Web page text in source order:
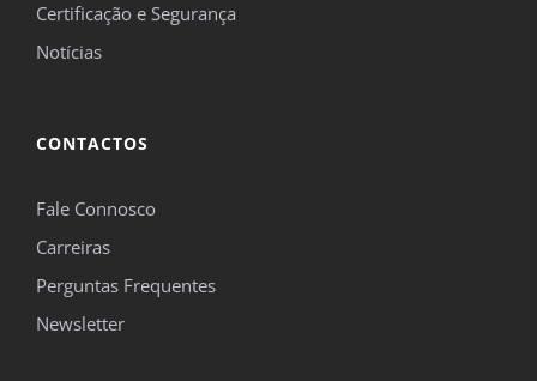
Certificação e Segurança
Notícias
CONTACTOS
Fale Connosco
Carreiras
Perguntas Frequentes
Newsletter